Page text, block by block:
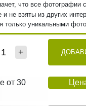
что все фотографии
не взяты из других
только уникальными
+
от 30